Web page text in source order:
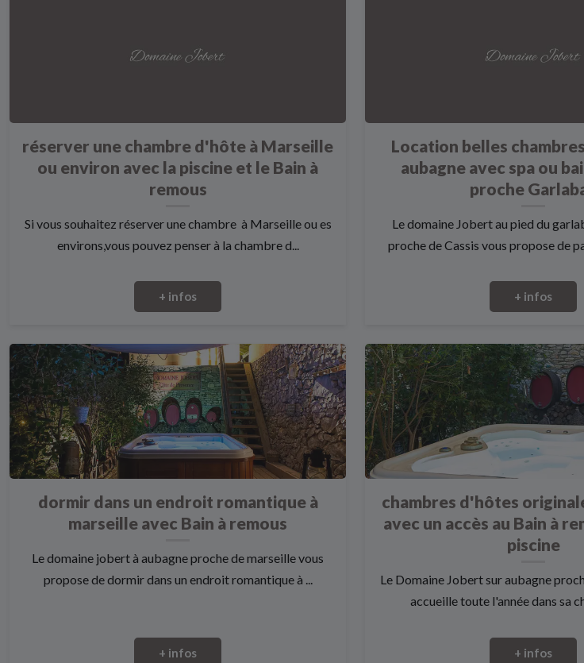
réserver une chambre d'hôte à Marseille
ou environ avec la piscine et le Bain à
remous
Si vous souhaitez réserver une chambre à Marseille ou es
environs,vous pouvez penser à la chambre d...
+ infos
Location belles
aubagne avec spa ou
proche
Le domaine Jobert au pied du
proche de Cassis vous propose de
+ infos
dormir dans un endroit romantique à
marseille avec Bain à remous
Le domaine jobert à aubagne proche de marseille vous
propose de dormir dans un endroit romantique à ...
+ infos
chambres d'hôtes
avec un accès au Bain à
piscine
Le Domaine Jobert sur aubagne
accueille toute l'année dans sa
+ infos